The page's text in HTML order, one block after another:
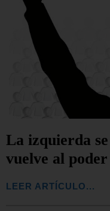
La izquierda
vuelve al poder
LEER ARTÍCULO...